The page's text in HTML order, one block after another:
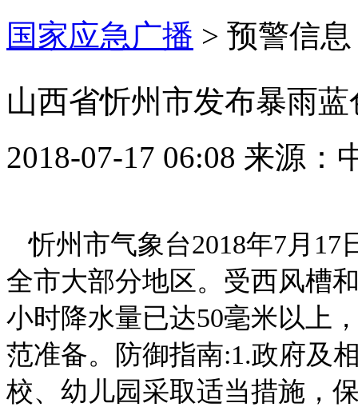
国家应急广播 > 预警信息
山西省忻州市发布暴雨
2018-07-17 06:08 来源：
忻州市气象台2018年7月
全市大部分地区。受西风槽
小时降水量已达50毫米以上
范准备。防御指南:1.政府及
校、幼儿园采取适当措施，